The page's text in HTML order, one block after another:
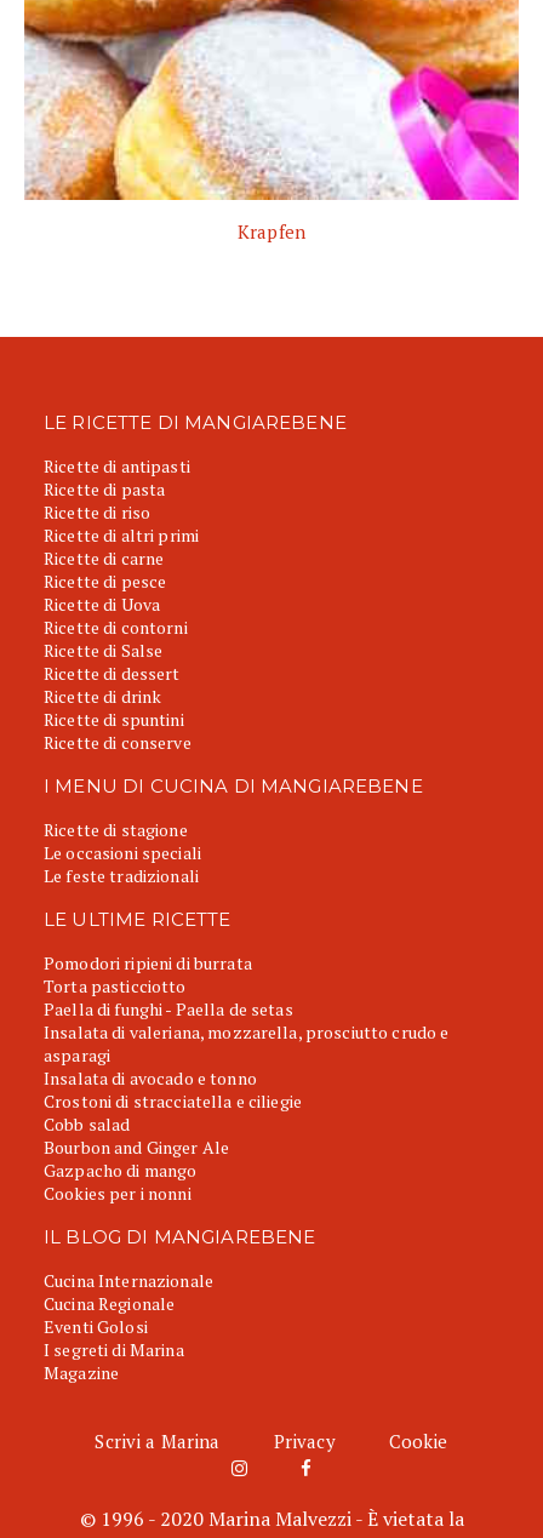
Krapfen
LE RICETTE DI MANGIAREBENE
Ricette di antipasti
Ricette di pasta
Ricette di riso
Ricette di altri primi
Ricette di carne
Ricette di pesce
Ricette di Uova
Ricette di contorni
Ricette di Salse
Ricette di dessert
Ricette di drink
Ricette di spuntini
Ricette di conserve
I MENU DI CUCINA DI MANGIAREBENE
Ricette di stagione
Le occasioni speciali
Le feste tradizionali
LE ULTIME RICETTE
Pomodori ripieni di burrata
Torta pasticciotto
Paella di funghi - Paella de setas
Insalata di valeriana, mozzarella, prosciutto crudo e
asparagi
Insalata di avocado e tonno
Crostoni di stracciatella e ciliegie
Cobb salad
Bourbon and Ginger Ale
Gazpacho di mango
Cookies per i nonni
IL BLOG DI MANGIAREBENE
Cucina Internazionale
Cucina Regionale
Eventi Golosi
I segreti di Marina
Magazine
Scrivi a Marina Privacy Cookie
© 1996 - 2020 Marina Malvezzi - È vietata la